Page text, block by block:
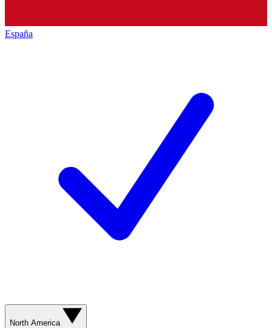
España
North America